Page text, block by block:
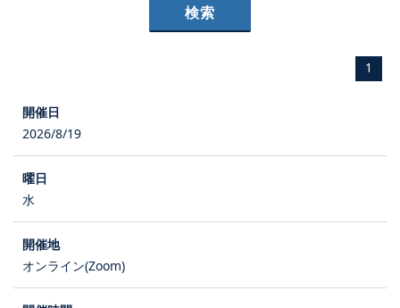
1
2026/8/19
水
オンライン(Zoom)